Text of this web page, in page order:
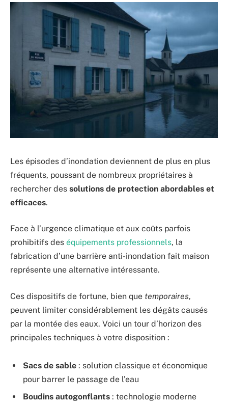
Les épisodes d’inondation deviennent de plus en plus
fréquents, poussant de nombreux propriétaires à
rechercher des solutions de protection abordables et
efficaces.
Face à l’urgence climatique et aux coûts parfois
prohibitifs des équipements professionnels, la
fabrication d’une barrière anti-inondation fait maison
représente une alternative intéressante.
Ces dispositifs de fortune, bien que temporaires,
peuvent limiter considérablement les dégâts causés
par la montée des eaux. Voici un tour d’horizon des
principales techniques à votre disposition :
Sacs de sable : solution classique et économique
pour barrer le passage de l’eau
Boudins autogonflants : technologie moderne